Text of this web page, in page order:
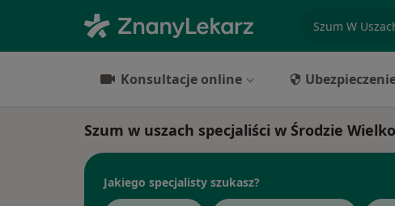
specjalizacja,
Konsultacje online
Szum w uszach specjaliści w Środzie
Jakiego specjalisty szukasz?